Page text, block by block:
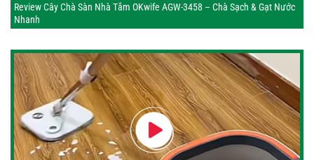
Review Cây Chà Sàn Nhà Tắm OKwife AGW-3458 – Chà Sạch & Gạt Nước
Nhanh